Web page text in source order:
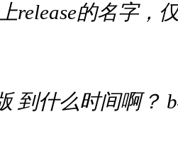
release的名字，
到什么时间啊？